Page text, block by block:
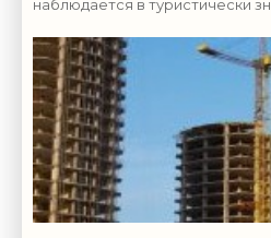
наблюдается в туристически
партнер компании